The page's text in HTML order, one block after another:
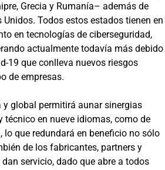
Grecia y Rumanía– además de
Unidos. Todos estos estados tienen en
en tecnologías de ciberseguridad,
actualmente todavía más debido
19 que conlleva nuevos riesgos
de empresas.
y global permitirá aunar sinergias
técnico en nueve idiomas, como de
lo que redundará en beneficio no sólo
de los fabricantes, partners y
servicio, dado que abre a todos